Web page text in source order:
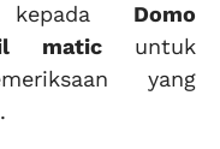
kepada Domo
maticuntuk
yang